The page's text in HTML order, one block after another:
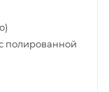
полированной